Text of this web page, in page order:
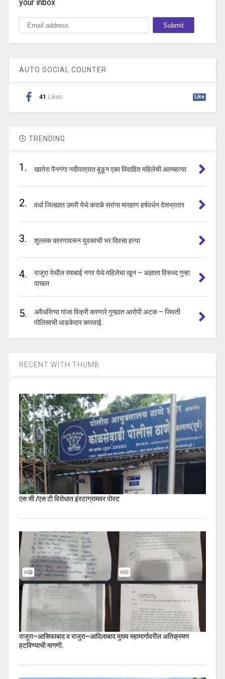
your inbox
AUTO SOCIAL COUNTER
41 Likes Like
TRENDING
1. खातेरा पैनगंगा नदीपात्रात बुडून एका विवाहित महिलेची आत्महत्या
2. वर्धा जिल्ह्यात उमरी येथे कराळे सरांना मारहाण हर्षवर्धन देसभ्रतार
3. शुल्लक कारणावरून युवकाची भर दिवसा हत्या
4.
राजुरा येथील रमाबाई नगर येथे महिलेचा खून – अज्ञाता विरूध्द गुन्हा
दाखल
5.
अवैधरित्या गांजा विक्री करणारे गुन्ह्यात आरोपी अटक – जिवती
पोलिसाची धाडकेदार कारवाई.
RECENT WITH THUMB
एस सी /एस टी विरोधात इंस्टाग्रामवर पोस्ट
राजुरा–आसिफाबाद व राजुरा–आदिलाबाद मुख्य महामार्गावरील अतिक्रमण
हटविण्याची मागणी.